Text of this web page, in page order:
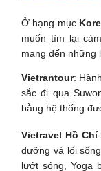
Ở hạng mục
muốn tìm lại
mang đến những
Vietrantour:
sắc đi qua
bằng hệ thống
Vietravel Hồ Chí
dưỡng và lối
lướt sóng, Yoga